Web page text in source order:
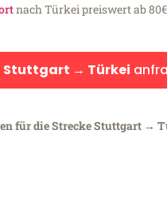
nach Türkei preiswert ab
Stuttgart → Türkei
für die Strecke Stuttgart →